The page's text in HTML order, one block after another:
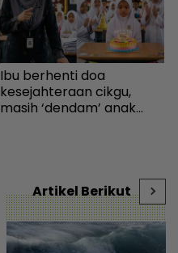
Ibu berhenti doa
kesejahteraan cikgu,
masih ‘dendam’ anak
Artikel Berikut